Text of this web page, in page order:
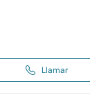
Llamar